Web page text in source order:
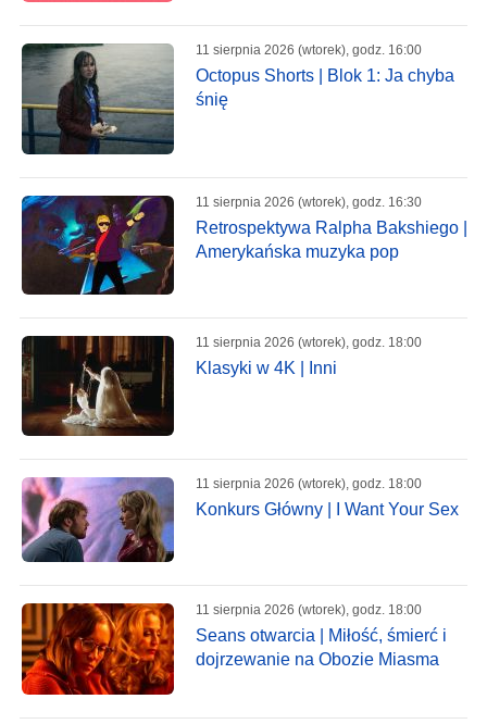
11 sierpnia 2026 (wtorek), godz. 16:00
Octopus Shorts | Blok 1: Ja chyba
śnię
11 sierpnia 2026 (wtorek), godz. 16:30
Retrospektywa Ralpha Bakshiego |
Amerykańska muzyka pop
11 sierpnia 2026 (wtorek), godz. 18:00
Klasyki w 4K | Inni
11 sierpnia 2026 (wtorek), godz. 18:00
Konkurs Główny | I Want Your Sex
11 sierpnia 2026 (wtorek), godz. 18:00
Seans otwarcia | Miłość, śmierć i
dojrzewanie na Obozie Miasma